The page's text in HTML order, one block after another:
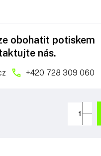
obohatit potiskem
nás.
+420 728 309 060